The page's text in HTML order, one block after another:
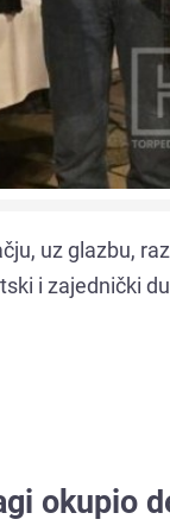
uz glazbu,
i zajednički
okupio